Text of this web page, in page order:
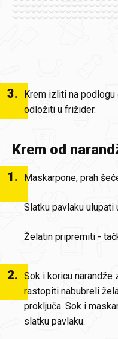
3.
Krem izliti na
odložiti u frižider.
Krem od
1. Maskarpone, prah
Slatku pavlaku ulupati
Želatin pripremiti -
2. Sok i koricu narandže
rastopiti nabubreli
proključa. Sok i
slatku pavlaku.